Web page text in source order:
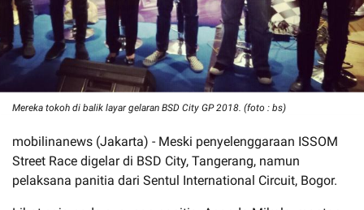
Mereka tokoh di balik layar gelaran BSD City GP 2018. (foto : bs)
mobilinanews (Jakarta) - Meski penyelenggaraan ISSOM
Street Race digelar di BSD City, Tangerang, namun
pelaksana panitia dari Sentul International Circuit, Bogor.